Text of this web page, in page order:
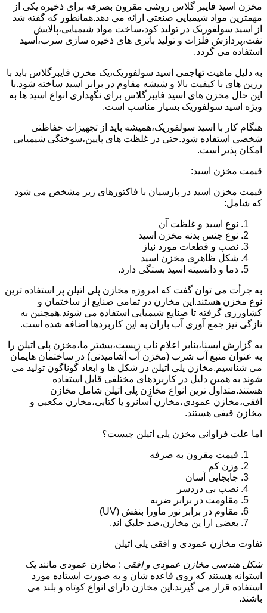
مخزن اسید فایبر گلاس روشی مقرون بصرفه برای ذخیره یکی از
مهمترین مواد شیمیایی صنعتی ارائه می دهد.همانطور که گفته شد
از اسید سولفوریک در تولید کود،ساخت مواد شیمیایی،پالایش
نفت،پردازش فلزات و تولید باتری های ذخیره سازی سرب،اسید
استفاده می گردد.
به دلیل ماهیت تهاجمی اسید سولفوریک،یک مخزن فایبرگلاس باید با
رزین های با کیفیت بالا و شیشه مقاوم در برابر اسید ساخته شود.با
این حال مخزن های اسید فایبرگلاس برای نگهداری انواع اسید ها به
ویژه اسید سولفوریک بسیار مناسب است.
هنگام کار با اسید سولفوریک،همیشه باید از تجهیزات حفاظتی
شخصی استفاده شود.حتی در غلظت های پایین،سوختگی شیمیایی
امکان پذیر است.
قیمت مخزن اسید:
قیمت مخزن اسید در پارسیان با فاکتورهای زیر مشخص می شود
که شامل:
نوع اسید و غلظت آن
نوع جنس بدنه مخزن اسید
نصب و قطعات مورد نیاز
شکل ظاهری مخزن اسید
دما و دانسیته اسید بستگی دارد.
به جرأت می توان گفت که امروزه مخازن پلی اتیلن پر استفاده ترین
نوع مخزن هستند.این مخازن در تمامی صنایع از ساختمان و
کشاورزی گرفته تا صنایع شیمیایی استفاده می شوند.همچنین به
تازگی نیز جمع آوری آب باران به این کاربردها اضافه شده است.
به گزارش ایسنا،بنابر اعلام ناب زیست،بیشتر ما،مخزن پلی اتیلن را
به عنوان منبع آب شرب (مخزن آب آشامیدنی) در ساختمان هایمان
می شناسیم.مخازن پلی اتیلن در شکل ها و ابعاد گوناگون تولید می
شوند به همین دلیل در کاربردهای مختلفی قابل استفاده
هستند.متداول ترین انواع مخازن پلی اتیلن شامل مخازن
افقی،مخازن عمودی،مخازن آسانرو یا کتابی،مخازن مکعبی و
مخازن قیفی هستند.
اما علت فراوانی مخزن پلی اتیلن چیست؟
قیمت مقرون به صرفه
وزن کم
جابجایی آسان
نصب بی دردسر
مقاومت در برابر ضربه
مقاوم در برابر نور ماورا بنفش (UV)
بعضی ازا ین مخازن،ضد جلبک اند.
تفاوت مخازن عمودی و افقی پلی اتیلن
شکل هندسی مخازن عمودی و افقی : مخازن عمودی مانند یک
استوانه هستند که روی قاعده شان و به صورت ایستاده مورد
استفاده قرار می گیرند.این مخازن دارای انواع کوتاه و بلند می
باشند.